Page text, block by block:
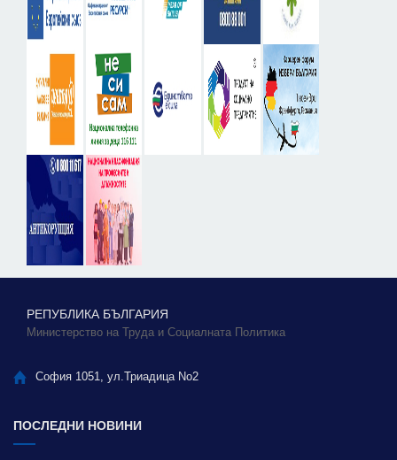
РЕПУБЛИКА БЪЛГАРИЯ
Министерство на Труда и Социалната Политика
София 1051, ул.Триадица No2
ПОСЛЕДНИ НОВИНИ